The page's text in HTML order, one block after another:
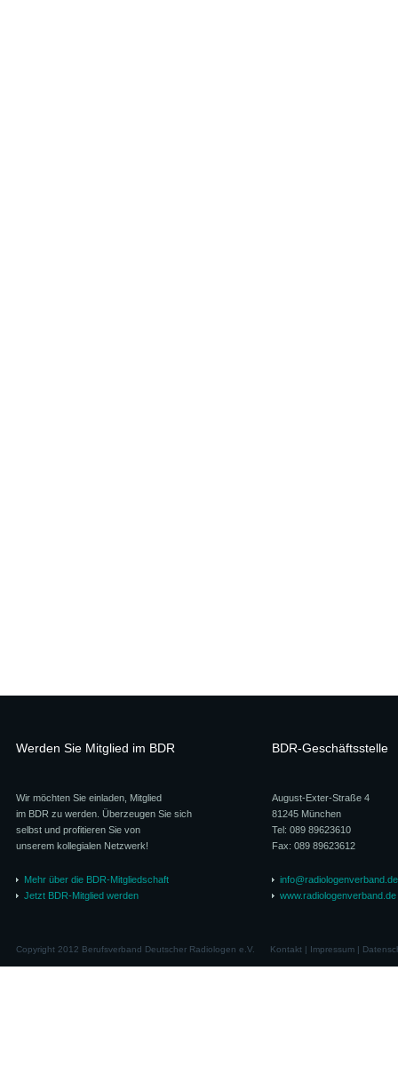
Werden Sie Mitglied im BDR
Wir möchten Sie einladen, Mitglied
im BDR zu werden. Überzeugen Sie sich
selbst und profitieren Sie von
unserem kollegialen Netzwerk!
Mehr über die BDR-Mitgliedschaft
Jetzt BDR-Mitglied werden
BDR-Geschäftsstelle
August-Exter-Straße 4
81245 München
Tel: 089 89623610
Fax: 089 89623612
info@radiologenverband.de
www.radiologenverband.de
Copyright 2012 Berufsverband Deutscher Radiologen e.V. Kontakt| Impressum|